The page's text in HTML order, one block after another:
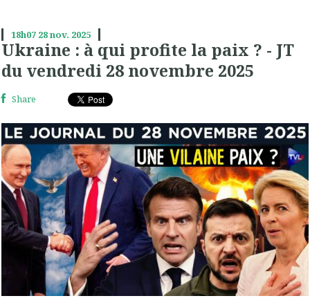
18h07 28nov. 2025
Ukraine : à qui profite la paix ? - JT
du vendredi 28 novembre 2025
Share